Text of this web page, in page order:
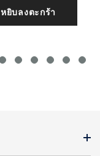
หยิบลงตะกร้า